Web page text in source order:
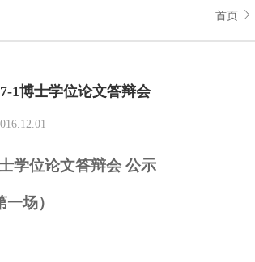
首页
1博士学位论文答辩会
学位论文答辩会 公示
一场）